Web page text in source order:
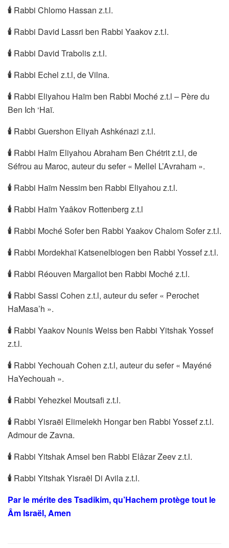
🕯 Rabbi Chlomo Hassan z.t.l.
🕯 Rabbi David Lassri ben Rabbi Yaakov z.t.l.
🕯 Rabbi David Trabolis z.t.l.
🕯 Rabbi Echel z.t.l, de Vilna.
🕯 Rabbi Eliyahou Haïm ben Rabbi Moché z.t.l – Père du
Ben Ich ‘Haï.
🕯 Rabbi Guershon Eliyah Ashkénazi z.t.l.
🕯 Rabbi Haïm Eliyahou Abraham Ben Chétrit z.t.l, de
Séfrou au Maroc, auteur du sefer « Mellel L’Avraham ».
🕯 Rabbi Haïm Nessim ben Rabbi Eliyahou z.t.l.
🕯 Rabbi Haïm Yaâkov Rottenberg z.t.l
🕯 Rabbi Moché Sofer ben Rabbi Yaakov Chalom Sofer z.t.l.
🕯 Rabbi Mordekhaï Katsenelbiogen ben Rabbi Yossef z.t.l.
🕯 Rabbi Réouven Margaliot ben Rabbi Moché z.t.l.
🕯 Rabbi Sassi Cohen z.t.l, auteur du sefer « Perochet
HaMasa’h ».
🕯 Rabbi Yaakov Nounis Weiss ben Rabbi Yitshak Yossef
z.t.l.
🕯 Rabbi Yechouah Cohen z.t.l, auteur du sefer « Mayéné
HaYechouah ».
🕯 Rabbi Yehezkel Moutsafi z.t.l.
🕯 Rabbi Yisraël Elimelekh Hongar ben Rabbi Yossef z.t.l.
Admour de Zavna.
🕯 Rabbi Yitshak Amsel ben Rabbi Elâzar Zeev z.t.l.
🕯 Rabbi Yitshak Yisraël Di Avila z.t.l.
Par le mérite des Tsadikim, qu’Hachem protège tout le
Âm Israël, Amen